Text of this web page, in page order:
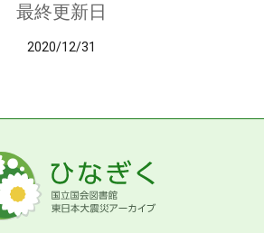
最終更新日
2020/12/31